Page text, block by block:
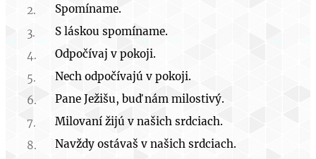
Spomíname.
S láskou spomíname.
Odpočívaj v pokoji.
Nech odpočívajú v pokoji.
Pane Ježišu, buď nám milostivý.
Milovaní žijú v našich srdciach.
Navždy ostávaš v našich srdciach.